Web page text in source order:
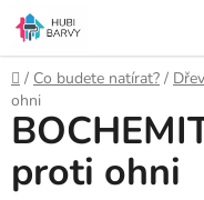
Přejít
na
obsah
Domů
/ Co budete natírat? /
ohni
proti ohni